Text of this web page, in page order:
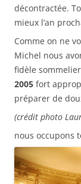
décontractée.
mieux l’an
Comme on ne
Michel nous
fidèle
2005 fort
préparer de
(crédit photo
nous occupons